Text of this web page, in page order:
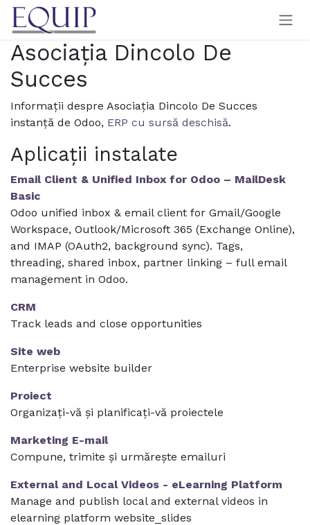
Sari la conținut
Asociaţia Dincolo De
Succes
Informații despre Asociaţia Dincolo De Succes
instanță de Odoo, ERP cu sursă deschisă.
Aplicații instalate
Email Client & Unified Inbox for Odoo – MailDesk
Basic
Odoo unified inbox & email client for Gmail/Google
Workspace, Outlook/Microsoft 365 (Exchange Online),
and IMAP (OAuth2, background sync). Tags,
threading, shared inbox, partner linking – full email
management in Odoo.
CRM
Track leads and close opportunities
Site web
Enterprise website builder
Proiect
Organizați-vă și planificați-vă proiectele
Marketing E-mail
Compune, trimite și urmărește emailuri
External and Local Videos - eLearning Platform
Manage and publish local and external videos in
elearning platform website_slides